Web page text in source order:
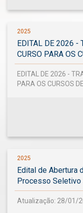
2025
EDITAL DE 2026 -
CURSO PARA OS
EDITAL DE 2026 -
PARA OS CURSOS
2025
Edital de Abertura
Processo
Atualização: 28/01/